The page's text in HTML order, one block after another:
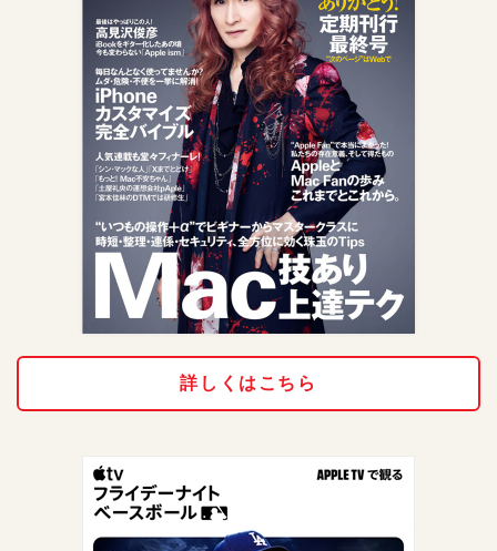
詳しくはこちら